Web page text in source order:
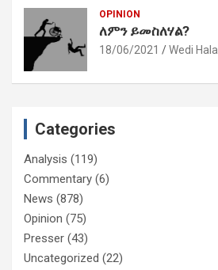
OPINION
ለምን ይመስለሃል?
18/06/2021 Wedi Halal
Categories
Analysis (119)
Commentary (6)
News (878)
Opinion (75)
Presser (43)
Uncategorized (22)